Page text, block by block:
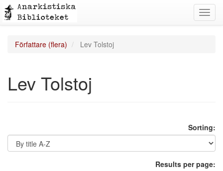
Författare (flera) Lev Tolstoj
Lev Tolstoj
Sorting:
Results per page: